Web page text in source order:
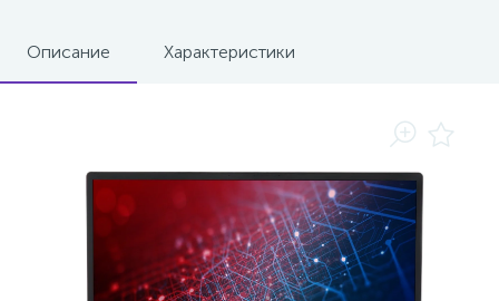
Описание Характеристики